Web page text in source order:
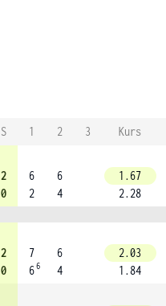
S 1 2 3
Kurs
2
0
6
2
6
4
1.67
2.28
2
0
7
66
6
4
2.03
1.84